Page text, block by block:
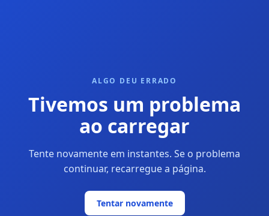
ALGO DEU ERRADO
Tivemos um problema
ao carregar
Tente novamente em instantes. Se o problema
continuar, recarregue a página.
Tentar novamente